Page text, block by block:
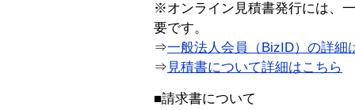
※オンライン見積書発行には、
要です。
⇒一般法人会員（BizID）の詳細
⇒ 見積書について詳細はこちら
■請求書について